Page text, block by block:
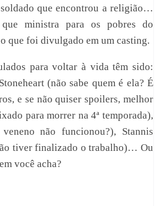
que encontrou a religião…
ministra para os pobres do
que foi divulgado em um casting.
para voltar à vida têm sido:
(não sabe quem é ela? É
e se não quiser spoilers, melhor
para morrer na 4ª temporada),
não funcionou?), Stannis
tiver finalizado o trabalho)… Ou
você acha?